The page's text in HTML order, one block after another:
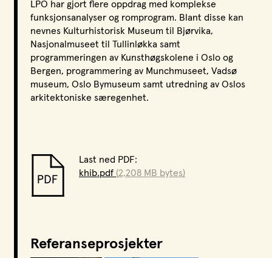
LPO har gjort flere oppdrag med komplekse
funksjonsanalyser og romprogram. Blant disse kan
nevnes Kulturhistorisk Museum til Bjørvika,
Nasjonalmuseet til Tullinløkka samt
programmeringen av Kunsthøgskolene i Oslo og
Bergen, programmering av Munchmuseet, Vadsø
museum, Oslo Bymuseum samt utredning av Oslos
arkitektoniske særegenhet.
Last ned PDF:
khib.pdf (2,208 MB bytes)
Referanseprosjekter